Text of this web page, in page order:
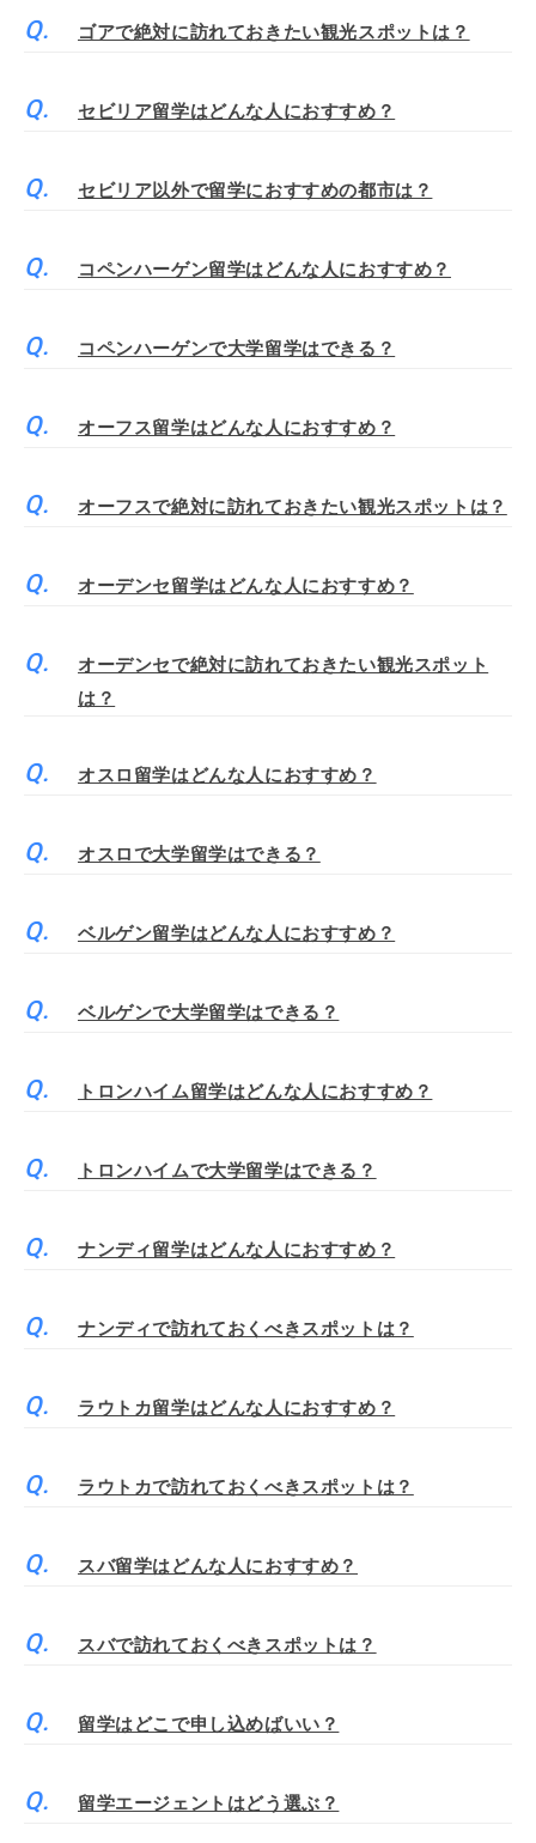
ゴアで絶対に訪れておきたい観光スポットは？
セビリア留学はどんな人におすすめ？
セビリア以外で留学におすすめの都市は？
コペンハーゲン留学はどんな人におすすめ？
コペンハーゲンで大学留学はできる？
オーフス留学はどんな人におすすめ？
オーフスで絶対に訪れておきたい観光スポットは？
オーデンセ留学はどんな人におすすめ？
オーデンセで絶対に訪れておきたい観光スポット
は？
オスロ留学はどんな人におすすめ？
オスロで大学留学はできる？
ベルゲン留学はどんな人におすすめ？
ベルゲンで大学留学はできる？
トロンハイム留学はどんな人におすすめ？
トロンハイムで大学留学はできる？
ナンディ留学はどんな人におすすめ？
ナンディで訪れておくべきスポットは？
ラウトカ留学はどんな人におすすめ？
ラウトカで訪れておくべきスポットは？
スバ留学はどんな人におすすめ？
スバで訪れておくべきスポットは？
留学はどこで申し込めばいい？
留学エージェントはどう選ぶ？